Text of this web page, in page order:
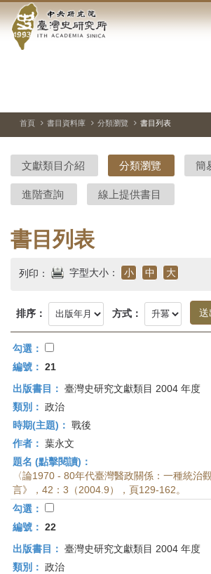
到中
央
院-
臺
灣
史
研
究
首
頁
首頁 書目資料庫 分類瀏覽 書目列表
文獻類目介紹 分類瀏覽 簡
進階查詢 線上提供書目
書目列表
列印： 字型大小： 小 中 大
排序： 方式：
勾選：
編號： 21
出版書目： 臺灣史研究文獻類目 2004 年度
類別： 政治
時期(主題)： 戰後
作者： 葉永文
題名 (點擊閱讀)：
〈論1970 - 80年代臺灣醫政關係：一種統治
言》，42：3（2004.9），頁129-162。
勾選：
編號： 22
出版書目： 臺灣史研究文獻類目 2004 年度
類別： 政治